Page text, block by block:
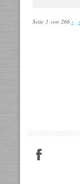
Seite 1 von 266 ›